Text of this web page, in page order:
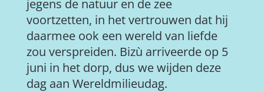
jegens de natuur en de zee
voortzetten, in het vertrouwen dat hij
daarmee ook een wereld van liefde
zou verspreiden. Bizù arriveerde op 5
juni in het dorp, dus we wijden deze
dag aan Wereldmilieudag.